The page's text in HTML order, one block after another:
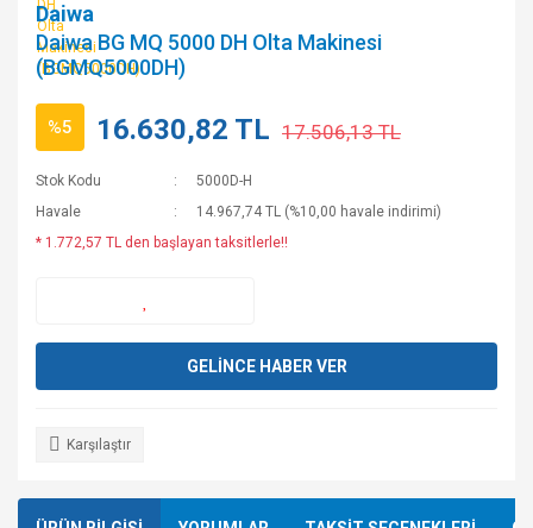
Daiwa
Daiwa BG MQ 5000 DH Olta Makinesi
(BGMQ5000DH)
%5 16.630,82 TL 17.506,13 TL
Stok Kodu
5000D-H
Havale
14.967,74 TL (%10,00 havale indirimi)
* 1.772,57 TL den başlayan taksitlerle!!
GELİNCE HABER VER
Karşılaştır